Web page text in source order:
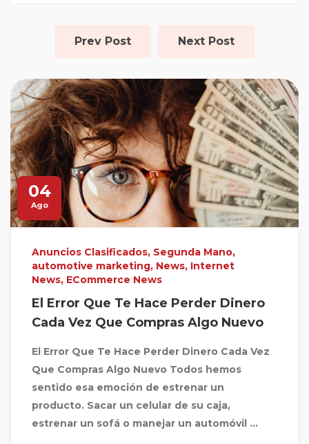
Prev Post Next Post
04
Ago
Anuncios Clasificados, Segunda Mano,
automotive marketing, News, Internet
News, ECommerce News
El Error Que Te Hace Perder Dinero
Cada Vez Que Compras Algo Nuevo
El Error Que Te Hace Perder Dinero Cada Vez
Que Compras Algo Nuevo Todos hemos
sentido esa emoción de estrenar un
producto. Sacar un celular de su caja,
estrenar un sofá o manejar un automóvil ...